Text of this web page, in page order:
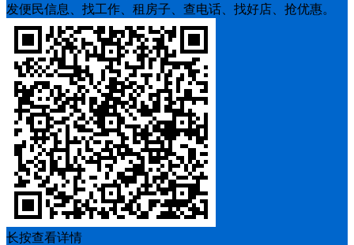
发便民信息、找工作、租房子、查电话、找好店、抢优惠。
长按查看详情